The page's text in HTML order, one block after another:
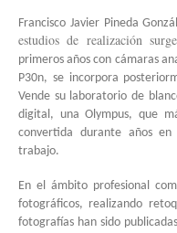
Francisco Javier Pineda
estudios de realización
primeros años con cámaras
P30n, se incorpora
Vende su laboratorio de
digital, una Olympus, que
convertida durante años
trabajo.
En el ámbito profesional
fotográficos, realizando
fotografías han sido